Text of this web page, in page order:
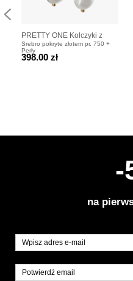
PRETTY ONE Kolczyki z
perłami
Srebro pokryte złotem pr. 750 +
Perły
398.00 zł
-
na